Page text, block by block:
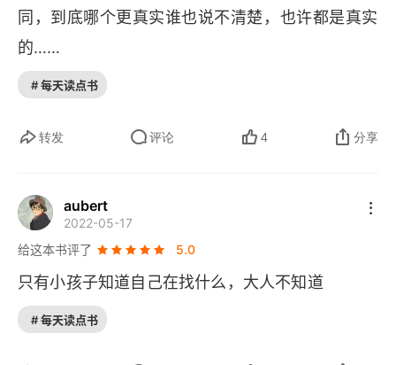
同，到底哪个更真实谁也说不清楚，也许都是真实
的……
# 每天读点书
转发 评论 4 分享
aubert
2022-05-17
给这本书评了
5.0
只有小孩子知道自己在找什么，大人不知道
# 每天读点书